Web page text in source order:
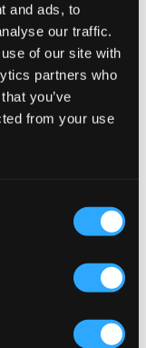
and ads, to
our traffic.
of our site with
partners who
you’ve
from your use